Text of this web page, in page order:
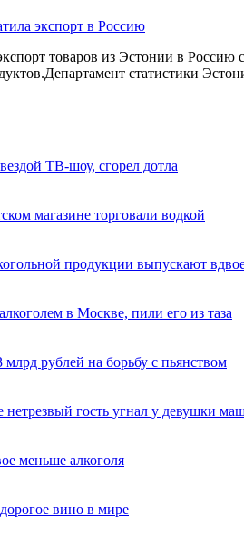
экспорт в Россию
товаров из Эстонии в Россию
статистики
ТВ-шоу, сгорел дотла
магазине торговали водкой
продукции выпускают
в Москве, пили его из таза
млрд рублей на борьбу с пьянством
гость угнал у девушки
меньше алкоголя
вино в мире